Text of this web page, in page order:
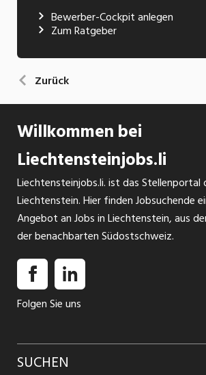
Bewerber-Cockpit anlegen
Zum Ratgeber
Zurück
Willkommen bei
Liechtensteinjobs.li
Liechtensteinjobs.li. ist das Stellenportal
Liechtenstein. Hier finden Jobsuchende
Angebot an Jobs in Liechtenstein, aus
der benachbarten Südostschweiz.
Folgen Sie uns
SUCHEN